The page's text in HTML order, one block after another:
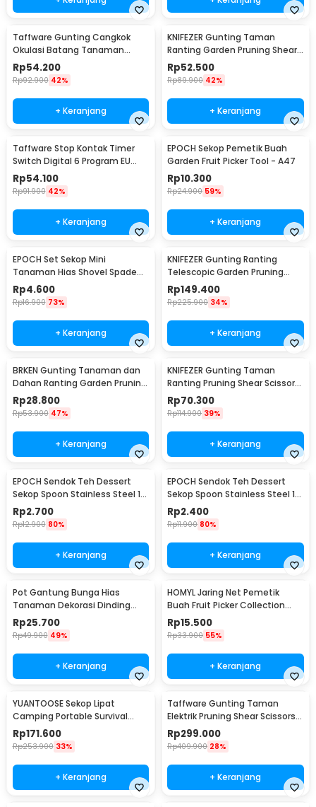
Taffware Gunting Cangkok
Okulasi Batang Tanaman
Grafting Pruning Tool - 210
Rp54.200
Rp92.900 42%
+ Keranjang
KNIFEZER Gunting Taman
Ranting Garden Pruning Shear
Scissors - W238
Rp52.500
Rp89.900 42%
+ Keranjang
Taffware Stop Kontak Timer
Switch Digital 6 Program EU
Plug 16A 230V - W03
Rp54.100
Rp91.900 42%
+ Keranjang
EPOCH Sekop Pemetik Buah
Garden Fruit Picker Tool - A47
Rp10.300
Rp24.900 59%
+ Keranjang
EPOCH Set Sekop Mini
Tanaman Hias Shovel Spade
Gardening Tools 3 PCS -
LXY549
Rp4.600
Rp16.900 73%
+ Keranjang
KNIFEZER Gunting Ranting
Telescopic Garden Pruning
Shear Scissors - 2026
Rp149.400
Rp225.900 34%
+ Keranjang
BRKEN Gunting Tanaman dan
Dahan Ranting Garden Pruning
Shears Scissors - XH-Y
Rp28.800
Rp53.900 47%
+ Keranjang
KNIFEZER Gunting Taman
Ranting Pruning Shear Scissors
20mm - 1025
Rp70.300
Rp114.900 39%
+ Keranjang
EPOCH Sendok Teh Dessert
Sekop Spoon Stainless Steel 1
PCS Square - LXY550
Rp2.700
Rp12.900 80%
+ Keranjang
EPOCH Sendok Teh Dessert
Sekop Spoon Stainless Steel 1
PCS Round - LXY550
Rp2.400
Rp11.900 80%
+ Keranjang
Pot Gantung Bunga Hias
Tanaman Dekorasi Dinding
Vertical Garden 9 Slot - HY001-
GR-5
Rp25.700
Rp49.900 49%
+ Keranjang
HOMYL Jaring Net Pemetik
Buah Fruit Picker Collection
Head 14cm - HM16
Rp15.500
Rp33.900 55%
+ Keranjang
YUANTOOSE Sekop Lipat
Camping Portable Survival
Tactical Shovel 75cm - D14-10
Rp171.600
Rp253.900 33%
+ Keranjang
Taffware Gunting Taman
Elektrik Pruning Shear Scissors
48Vf 1500mAh - VIO48
Rp299.000
Rp409.900 28%
+ Keranjang